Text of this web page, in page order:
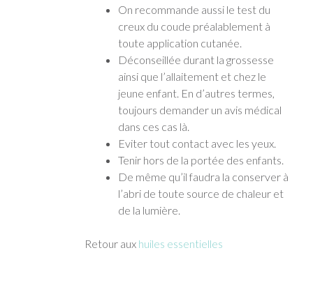
On recommande aussi le test du
creux du coude préalablement à
toute application cutanée.
Déconseillée durant la grossesse
ainsi que l’allaitement et chez le
jeune enfant. En d’autres termes,
toujours demander un avis médical
dans ces cas là.
Eviter tout contact avec les yeux.
Tenir hors de la portée des enfants.
De même qu’il faudra la conserver à
l’abri de toute source de chaleur et
de la lumière.
Retour aux huiles essentielles